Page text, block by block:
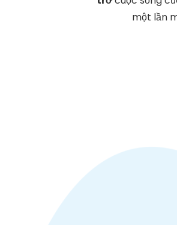
một lần